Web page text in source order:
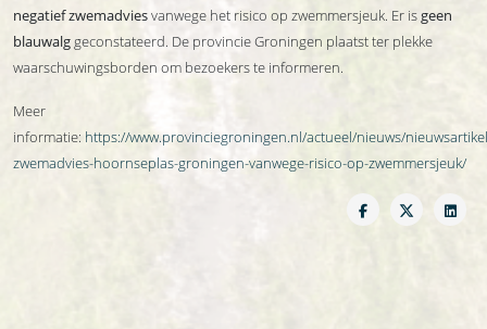
negatief zwemadviesvanwege het risico op zwemmersjeuk. Er isgeen
blauwalggeconstateerd. De provincie Groningen plaatst ter plekke
waarschuwingsborden om bezoekers te informeren.
Meer
informatie: https://www.provinciegroningen.nl/actueel/nieuws/
zwemadvies-hoornseplas-groningen-vanwege-risico-op-zwemmersjeuk/